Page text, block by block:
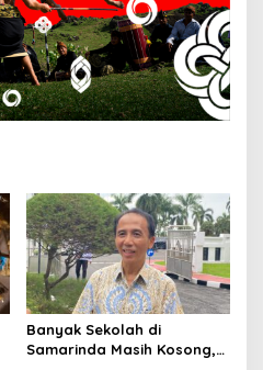
Banyak Sekolah di
Samarinda Masih Kosong,